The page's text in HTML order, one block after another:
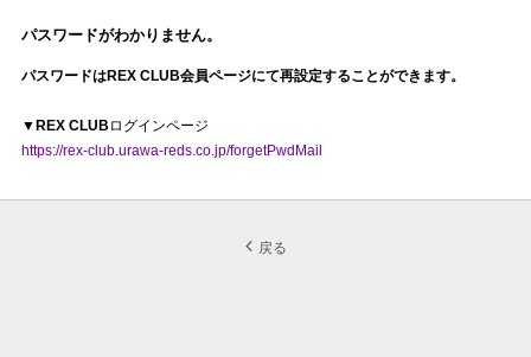
パスワードがわかりません。
パスワードはREX CLUB会員ページにて再設定することができます。
▼ REX CLUB ログインページ
https://rex-club.urawa-reds.co.jp/forgetPwdMail
戻る